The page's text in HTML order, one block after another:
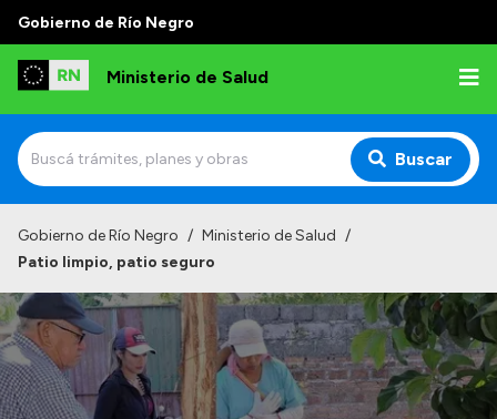
Gobierno de Río Negro
Ministerio de Salud
Buscar
Normativa y Funciones
Autoridades
Consejos locales
Gobierno de Río Negro / Ministerio de Salud /
Patio limpio, patio seguro